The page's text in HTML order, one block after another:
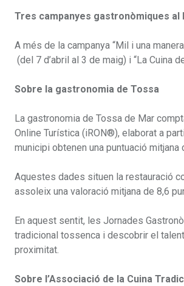
Tres campanyes gastronòmiques al
A més de la campanya “Mil i una
(del 7 d’abril al 3 de maig) i “La Cuina
Sobre la gastronomia de Tossa
La gastronomia de Tossa de Mar
Online Turística (iRON®), elaborat a
municipi obtenen una puntuació
Aquestes dades situen la restauració
assoleix una valoració mitjana de 8,6
En aquest sentit, les Jornades
tradicional tossenca i descobrir el
proximitat.
Sobre l’Associació de la Cuina